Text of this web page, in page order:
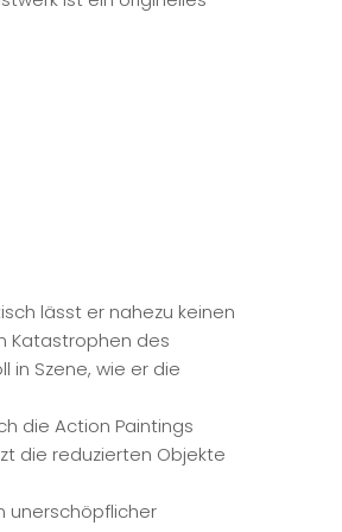
lässt er nahezu keinen
Katastrophen des
in Szene, wie er die
die Action Paintings
die reduzierten Objekte
unerschöpflicher